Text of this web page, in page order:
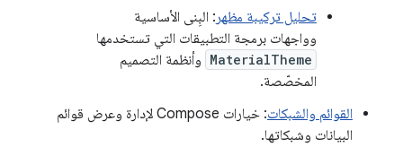
تحليل تركيبة مظهر : البِنى الأساسية
وواجهات برمجة التطبيقات التي تستخدمها
MaterialTheme وأنظمة التصميم
المخصّصة.
القوائم والشبكات
: خيارات Compose لإدارة وعرض قوائم
البيانات وشبكاتها.